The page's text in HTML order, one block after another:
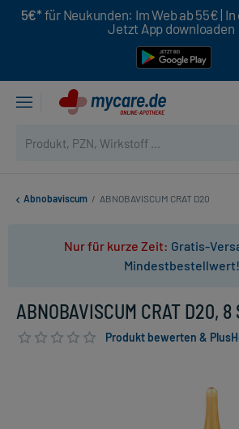
5€* für Neukunden: Im Web ab 55€ |
Jetzt App downloaden
Abnobaviscum / ABNOBAVISCUM CRAT D20
Nur für kurze Zeit: Gratis-
Mindestbestellwert!
ABNOBAVISCUM CRAT D20, 8
Produkt bewerten &